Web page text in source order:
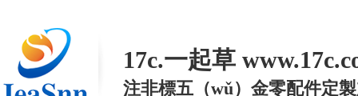
17c.一起草
注非標五（wǔ）金零配件定